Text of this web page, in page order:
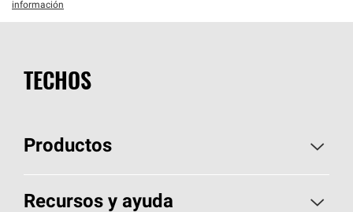
información
TECHOS
Productos
Elija sus tejas
Recursos y ayuda